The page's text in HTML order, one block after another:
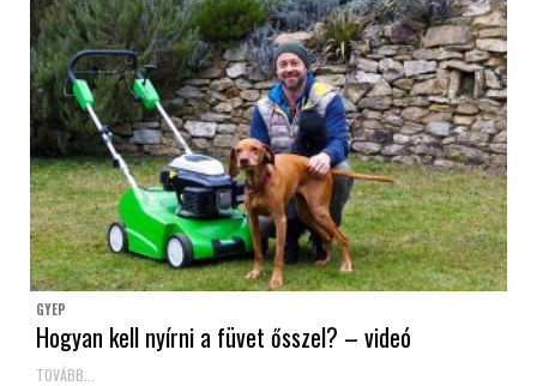
GYEP
Hogyan kell nyírni a füvet ősszel? – videó
TOVÁBB...